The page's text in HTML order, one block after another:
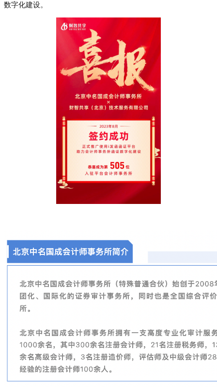
数字化建设。